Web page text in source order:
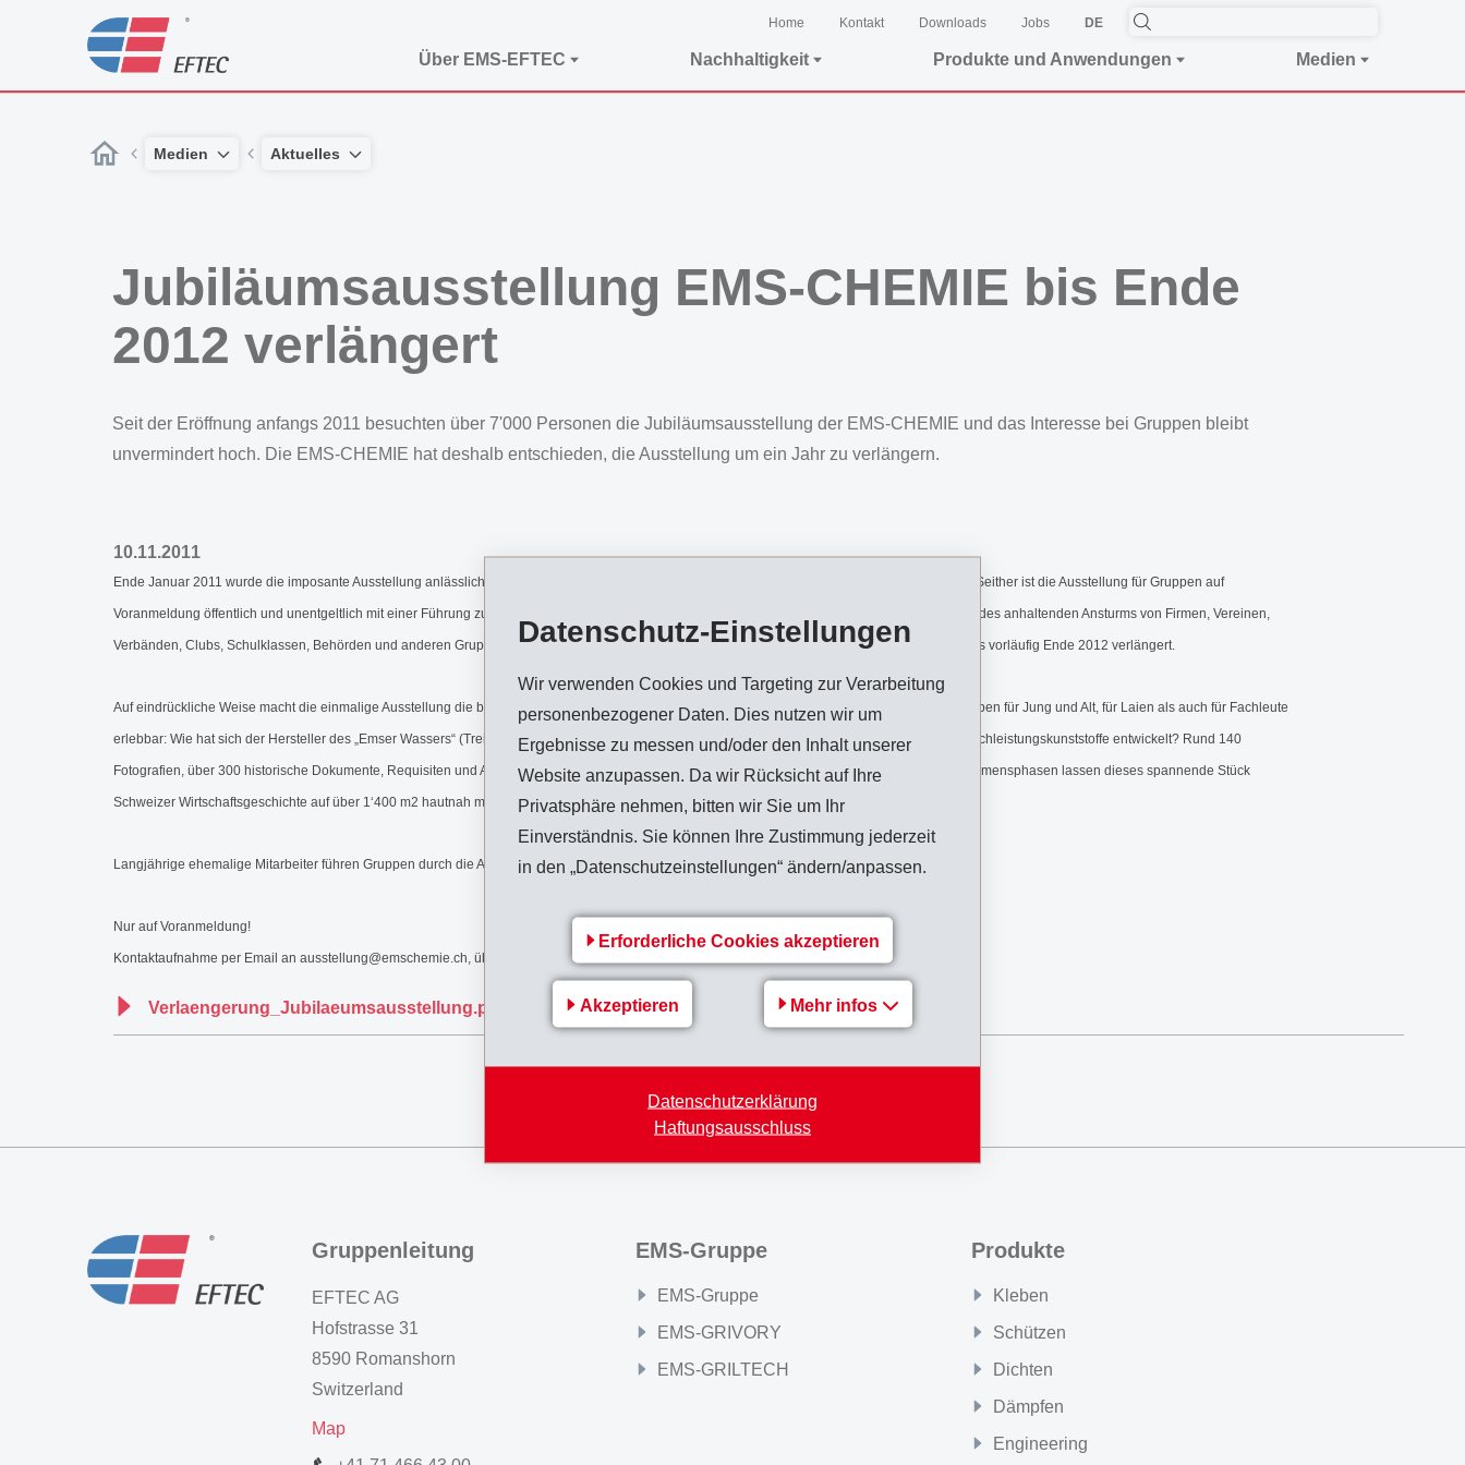
Datenschutz-Einstellungen
Wir verwenden Cookies und Targeting zur Verarbeitung
personenbezogener Daten. Dies nutzen wir um
Ergebnisse zu messen und/oder den Inhalt unserer
Website anzupassen. Da wir Rücksicht auf Ihre
Privatsphäre nehmen, bitten wir Sie um Ihr
Einverständnis. Sie können Ihre Zustimmung jederzeit
in den „Datenschutzeinstellungen“ ändern/anpassen.
Erforderliche Cookies akzeptieren
Akzeptieren Mehr infos
Datenschutzerklärung
Haftungsausschluss
Home Kontakt Downloads Jobs DE
Über EMS-EFTEC Nachhaltigkeit Produkte und Anwendungen Medien
Medien Aktuelles
Jubiläumsausstellung EMS-CHEMIE bis Ende
2012 verlängert
Seit der Eröffnung anfangs 2011 besuchten über 7'000 Personen die Jubiläumsausstellung der EMS-CHEMIE und das Interesse bei Gruppen bleibt
unvermindert hoch. Die EMS-CHEMIE hat deshalb entschieden, die Ausstellung um ein Jahr zu verlängern.
10.11.2011
Ende Januar 2011 wurde die imposante Ausstellung anlässlich des 75-Jahr Jubiläums von EMS-CHEMIE auf dem Werkplatz Domat/Ems eröffnet. Seither ist die Ausstellung für Gruppen auf
Voranmeldung öffentlich und unentgeltlich mit einer Führung zugänglich und wurde bisher von über 7'000 begeisterten Personen besucht. Wegen des anhaltenden Ansturms von Firmen, Vereinen,
Verbänden, Clubs, Schulklassen, Behörden und anderen Gruppen aus der ganzen Schweiz wird die Ausstellung über das Jubiläumsjahr hinaus bis vorläufig Ende 2012 verlängert.
Auf eindrückliche Weise macht die einmalige Ausstellung die bewegte Geschichte des Bündner Traditionsunternehmens inmitten der Schweizer Alpen für Jung und Alt, für Laien als auch für Fachleute
erlebbar: Wie hat sich der Hersteller des „Emser Wassers“ (Treibstoffersatz aus Holz) im 2. Weltkrieg zu einem internationalen Unternehmen für Hochleistungskunststoffe entwickelt? Rund 140
Fotografien, über 300 historische Dokumente, Requisiten und Anlagenteile sowie über 600 Produkt- und Anwendungsbeispiele aus allen Unternehmensphasen lassen dieses spannende Stück
Schweizer Wirtschaftsgeschichte auf über 1‘400 m2 hautnah miterleben!
Langjährige ehemalige Mitarbeiter führen Gruppen durch die Ausstellung, beantworten Fragen und erzählen die eine oder andere Anekdote.
Nur auf Voranmeldung!
Kontaktaufnahme per Email an ausstellung@emschemie.ch, über +41 81 632 78 78 (Frau Pascale Beer) oder online.
Verlaengerung_Jubilaeumsausstellung.pdf
Gruppenleitung
EFTEC AG
Hofstrasse 31
8590 Romanshorn
Switzerland
Map
EMS-Gruppe
EMS-Gruppe
EMS-GRIVORY
EMS-GRILTECH
Produkte
Kleben
Schützen
Dichten
Dämpfen
Engineering